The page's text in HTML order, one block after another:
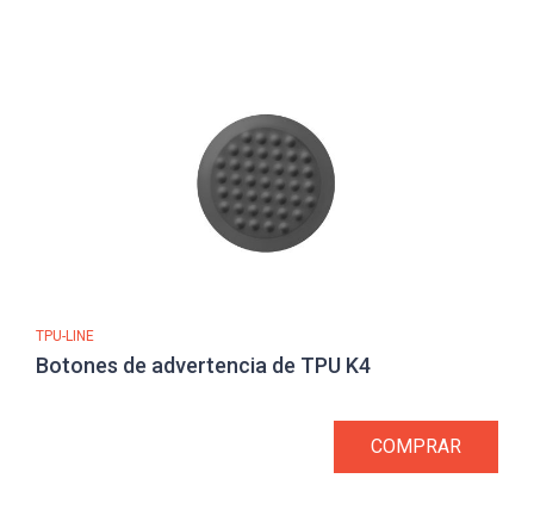
TPU-LINE
Botones de advertencia de TPU K4
COMPRAR